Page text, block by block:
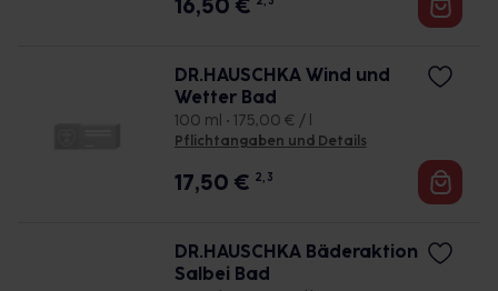
DR.HAUSCHKA Wind und
Wetter Bad
100 ml • 175,00 € / l
Pflichtangaben und Details
17,50 € 2, 3
DR.HAUSCHKA Bäderaktion
Salbei Bad